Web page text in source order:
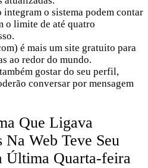
integram o sistema podem contar
o limite de até quatro
é mais um site gratuito para
ao redor do mundo.
gostar do seu perfil,
conversar por mensagem
Que Ligava
Na Web Teve Seu
Última Quarta-feira